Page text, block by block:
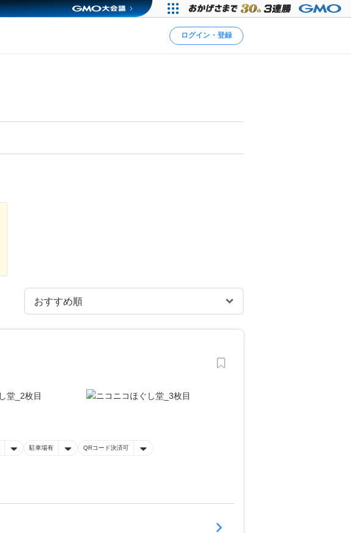
ログイン・登録
駐車場有 QRコード決済可